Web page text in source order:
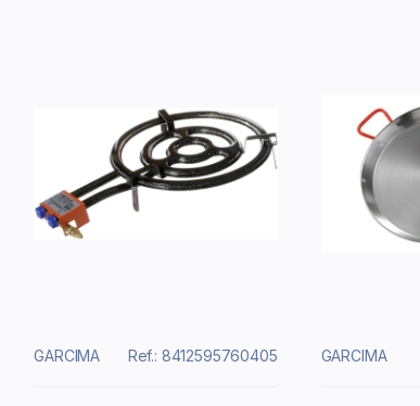
GARCIMA Ref.: 8412595760405 GARCIMA